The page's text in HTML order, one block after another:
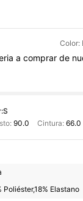
Color:
a comprar de
S
90.0 Cintura: 66.0
Poliéster,18% Elastano
Seguidores